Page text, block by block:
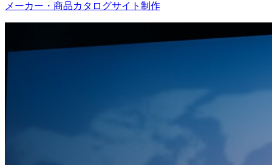
メーカー・商品カタログサイト制作